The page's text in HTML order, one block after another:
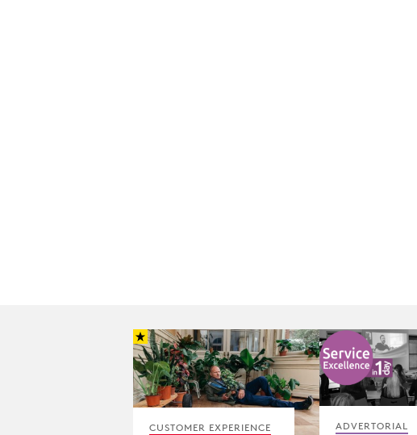
CUSTOMER EXPERIENCE ADVERTORIAL